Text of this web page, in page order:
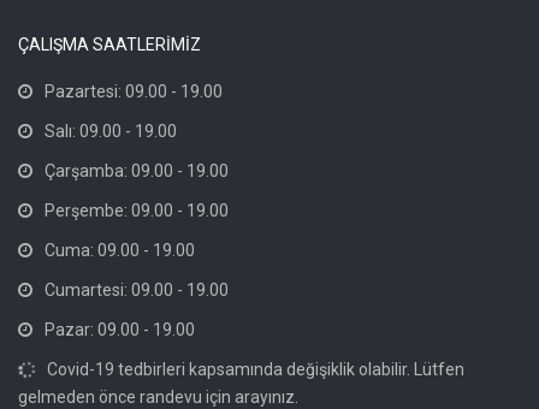
ÇALIŞMA SAATLERİMİZ
Pazartesi: 09.00 - 19.00
Salı: 09.00 - 19.00
Çarşamba: 09.00 - 19.00
Perşembe: 09.00 - 19.00
Cuma: 09.00 - 19.00
Cumartesi: 09.00 - 19.00
Pazar: 09.00 - 19.00
Covid-19 tedbirleri kapsamında değişiklik olabilir. Lütfen
gelmeden önce randevu için arayınız.